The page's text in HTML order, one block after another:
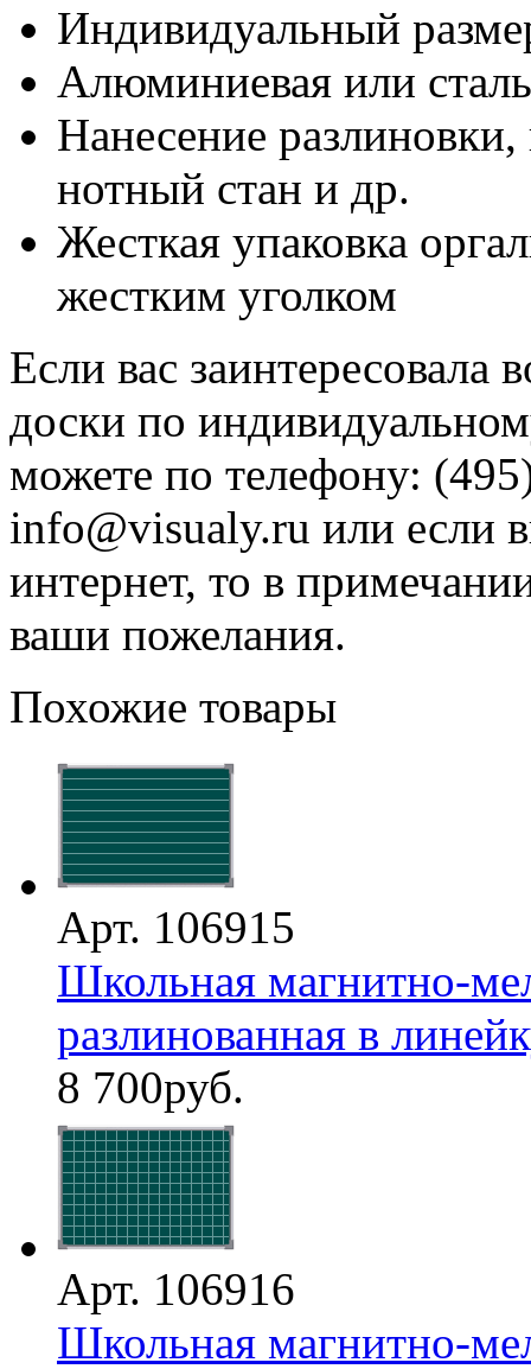
Индивидуальный
Алюминиевая или
Нанесение
нотный стан и др.
Жесткая упаковка
жестким уголком
Если вас заинтересовала
доски по
можете по телефону:
info@visualy.ru или если
интернет, то в
ваши пожелания.
Похожие товары
Арт. 106915
Школьная магнитно-
разлинованная в
8 700руб.
Арт. 106916
Школьная магнитно-